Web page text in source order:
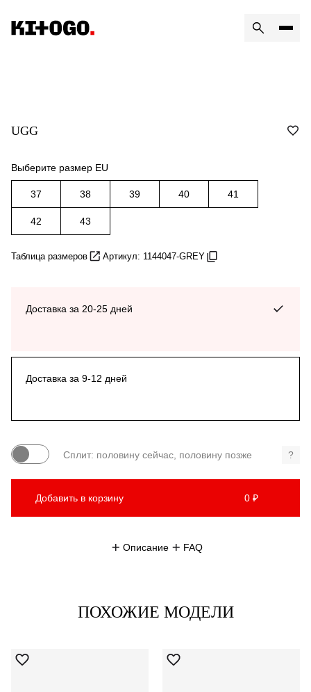
UGG
Выберите размер EU
37 38 39 40 41
42 43
Таблица размеров Артикул: 1144047-GREY
Доставка за 20-25 дней
Доставка за 9-12 дней
Сплит: половину сейчас, половину позже ?
Добавить в корзину 0 ₽
Описание FAQ
ПОХОЖИЕ МОДЕЛИ